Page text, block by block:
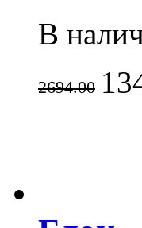
В
2694.00